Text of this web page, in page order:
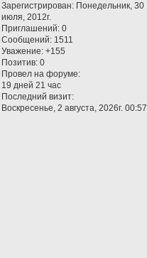
Зарегистрирован: Понедельник, 30
июля, 2012г.
Приглашений: 0
Сообщений: 1511
Уважение: +155
Позитив: 0
Провел на форуме:
19 дней 21 час
Последний визит:
Воскресенье, 2 августа, 2026г. 00:57